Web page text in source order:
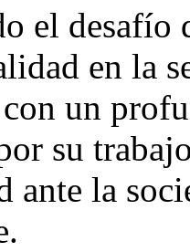
el
en la
un
su
ante la